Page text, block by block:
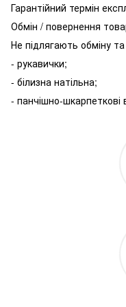
Гарантійний термін
Обмін / повернення
Не підлягають обміну
- рукавички;
- білизна натільна;
- панчішно-шкарпеткові